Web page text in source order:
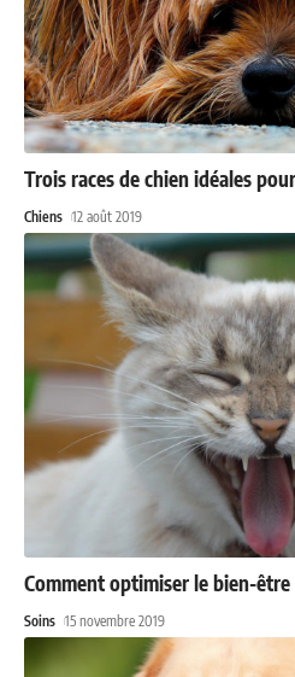
Trois races de chien idéales
Chiens 12 août 2019
Comment optimiser le bien-être
Soins 15 novembre 2019